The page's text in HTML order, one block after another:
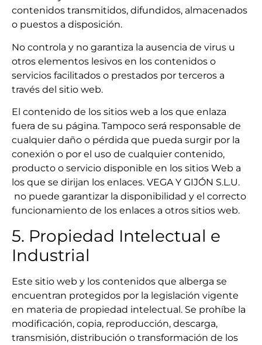
contenidos transmitidos, difundidos, almacenados
o puestos a disposición.
No controla y no garantiza la ausencia de virus u
otros elementos lesivos en los contenidos o
servicios facilitados o prestados por terceros a
través del sitio web.
El contenido de los sitios web a los que enlaza
fuera de su página. Tampoco será responsable de
cualquier daño o pérdida que pueda surgir por la
conexión o por el uso de cualquier contenido,
producto o servicio disponible en los sitios Web a
los que se dirijan los enlaces. VEGA Y GIJÓN S.L.U.
no puede garantizar la disponibilidad y el correcto
funcionamiento de los enlaces a otros sitios web.
5. Propiedad Intelectual e
Industrial
Este sitio web y los contenidos que alberga se
encuentran protegidos por la legislación vigente
en materia de propiedad intelectual. Se prohíbe la
modificación, copia, reproducción, descarga,
transmisión, distribución o transformación de los